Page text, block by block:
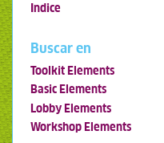
Indice
Buscar en
Toolkit Elements
Basic Elements
Lobby Elements
Workshop Elements